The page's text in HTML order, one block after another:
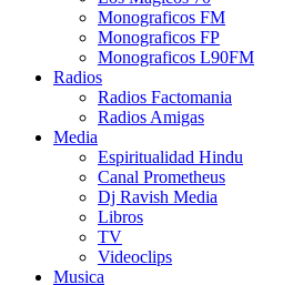
Monograficos FM
Monograficos FP
Monograficos L90FM
Radios
Radios Factomania
Radios Amigas
Media
Espiritualidad Hindu
Canal Prometheus
Dj Ravish Media
Libros
TV
Videoclips
Musica